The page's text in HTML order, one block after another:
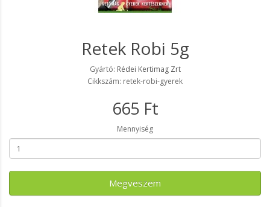
Retek Robi 5g
Gyártó: Rédei Kertimag Zrt
Cikkszám: retek-robi-gyerek
665 Ft
Mennyiség
Megveszem